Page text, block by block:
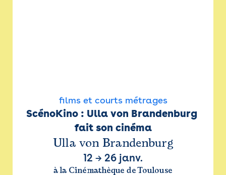
films et courts métrages
ScénoKino : Ulla von Brandenburg
fait son cinéma
Ulla von Brandenburg
12 → 26 janv.
à la Cinémathèque de Toulouse